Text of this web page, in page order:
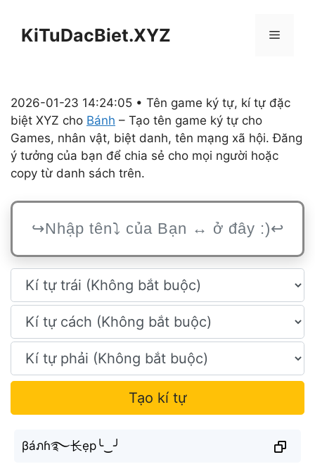
KiTuDacBiet.XYZ Menu
2026-01-23 14:24:05 • Tên game ký tự, kí tự đặc
biệt XYZ cho Bánh – Tạo tên game ký tự cho
Games, nhân vật, biệt danh, tên mạng xã hội. Đăng
ý tưởng của bạn để chia sẻ cho mọi người hoặc
copy từ danh sách trên.
Tạo kí tự
βáภɦ࿐长ẹp╰‿╯